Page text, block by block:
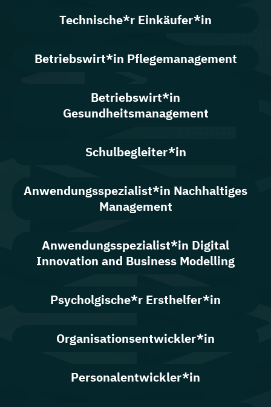
Technische*r Einkäufer*in
Betriebswirt*in Pflegemanagement
Betriebswirt*in
Gesundheitsmanagement
Schulbegleiter*in
Anwendungsspezialist*in Nachhaltiges
Management
Anwendungsspezialist*in Digital
Innovation and Business Modelling
Psycholgische*r Ersthelfer*in
Organisationsentwickler*in
Personalentwickler*in